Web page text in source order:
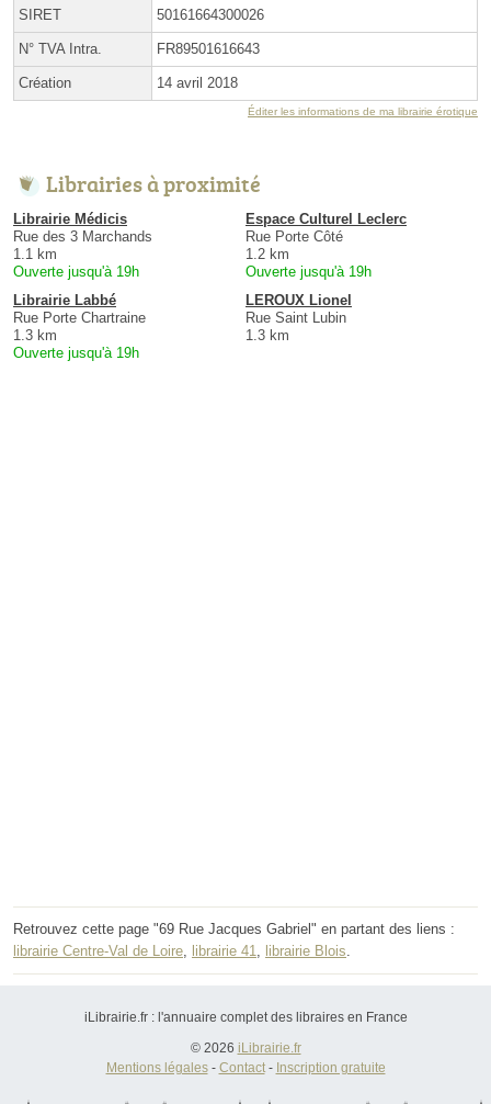
SIRET 50161664300026
N° TVA Intra. FR89501616643
Création 14 avril 2018
Éditer les informations de ma librairie érotique
Librairies à proximité
Librairie Médicis
Rue des 3 Marchands
1.1 km
Ouverte jusqu'à 19h
Espace Culturel Leclerc
Rue Porte Côté
1.2 km
Ouverte jusqu'à 19h
Librairie Labbé
Rue Porte Chartraine
1.3 km
Ouverte jusqu'à 19h
LEROUX Lionel
Rue Saint Lubin
1.3 km
Retrouvez cette page "69 Rue Jacques Gabriel" en partant des liens :
librairie Centre-Val de Loire
librairie 41 librairie Blois
iLibrairie.fr : l'annuaire complet des libraires en France
© 2026 iLibrairie.fr
Mentions légales- Contact- Inscription gratuite